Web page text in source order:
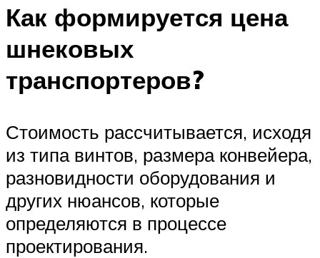
Как формируется цена
шнековых
транспортеров?
Стоимость рассчитывается, исходя
из типа винтов, размера конвейера,
разновидности оборудования и
других нюансов, которые
определяются в процессе
проектирования.